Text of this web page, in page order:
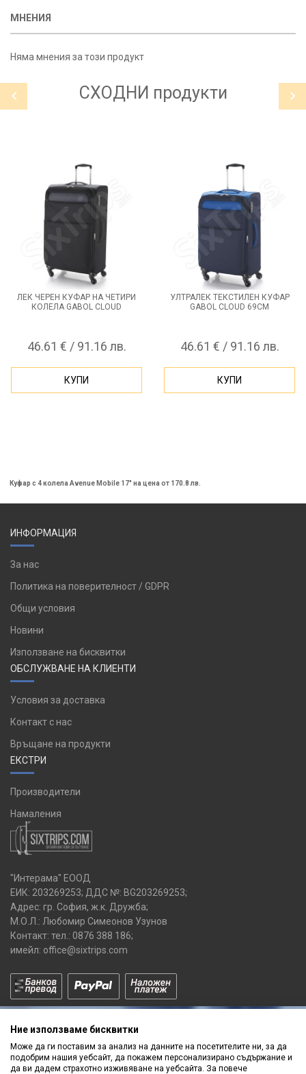
МНЕНИЯ
Няма мнения за този продукт
СХОДНИ продукти
ЛЕК ЧЕРЕН КУФАР НА ЧЕТИРИ
КОЛЕЛА GABOL CLOUD
46.61 € / 91.16 лв.
КУПИ
УЛТРАЛЕК ТЕКСТИЛЕН КУФАР
GABOL CLOUD 69СМ
46.61 € / 91.16 лв.
КУПИ
Куфар с 4 колела Avenue Mobile 17" на цена от 170.8 лв.
ИНФОРМАЦИЯ
За нас
Политика на поверителност / GDPR
Общи условия
Новини
Използване на бисквитки
ОБСЛУЖВАНЕ НА КЛИЕНТИ
Условия за доставка
Контакт с нас
Връщане на продукти
ЕКСТРИ
Производители
Намаления
"Интерама" ЕООД
ЕИК: 203269253; ДДС №: BG203269253;
Адрес: гр. София, ж.к. Дружба;
М.О.Л.: Любомир Симеонов Узунов
Контакт: тел.: 0876 388 186;
имейл: office@sixtrips.com
Ние използваме бисквитки
Може да ги поставим за анализ на данните на посетителите ни, за да
подобрим нашия уебсайт, да покажем персонализирано съдържание и
да ви дадем страхотно изживяване на уебсайта. За повече